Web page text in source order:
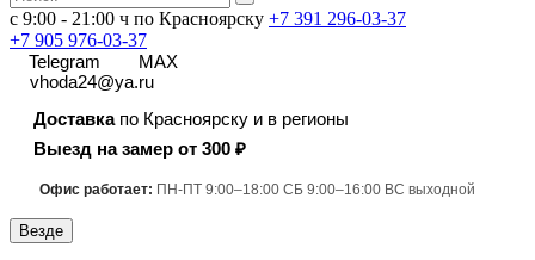
с 9:00 - 21:00 ч по Красноярску +7 391 296-03-37
+7 905 976-03-37
Telegram
MAX
vhoda24@ya.ru
Доставкапо Красноярску и в регионы
Выезд на замер от 300 ₽
Офис работает: ПН-ПТ 9:00–18:00 СБ 9:00–16:00 ВС выходной
Везде